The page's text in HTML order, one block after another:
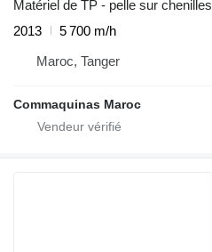
Matériel de TP - pelle sur chenilles
2013
5 700 m/h
Maroc, Tanger
Commaquinas Maroc